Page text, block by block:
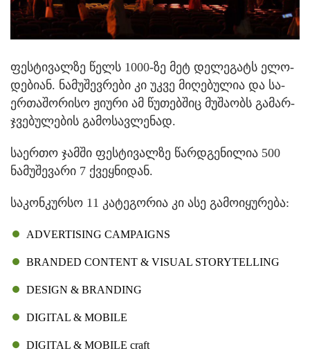
ფეს­ტი­ვალ­ზე წელს 1000-ზე მეტ დე­ლე­გატს ელო­
დე­ბი­ან. ნა­მუ­შევ­რე­ბი კი უკვე მი­ღე­ბუ­ლია და სა­
ერ­თა­შო­რი­სო ჟი­უ­რი ამ წუ­თებ­შიც მუ­შა­ობს გა­მარ­
ჯვე­ბუ­ლე­ბის გა­მო­სავ­ლე­ნად.
სა­ერ­თო ჯამ­ში ფეს­ტი­ვალ­ზე წარ­დგე­ნი­ლია 500
ნა­მუ­შე­ვა­რი 7 ქვეყ­ნი­დან.
სა­კონ­კურ­სო 11 კა­ტე­გო­რია კი ასე გა­მო­ი­ყუ­რე­ბა:
ADVERTISING CAMPAIGNS
BRANDED CONTENT & VISUAL STORYTELLING
DESIGN & BRANDING
DIGITAL & MOBILE
DIGITAL & MOBILE craft